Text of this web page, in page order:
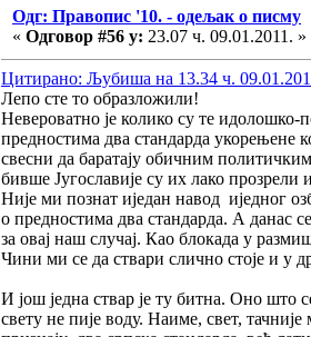
Одг: Правопис '10. - одељак о писму
« Одговор #56 у: 23.07 ч. 09.01.2011. »
Цитирано: Љубиша на 13.34 ч.
Лепо сте то образложили!
Невероватно је колико су те идолошко-
предностима два стандарда укорењене
свесни да баратају обичним
бивше Југославије су их лако
Није ми познат иједан навод иједног
о предностима два стандарда. А данас
за овај наш случај. Као блокада у
Чини ми се да ствари слично стоје и у
И још једна ствар је ту битна. Оно што
свету не пије воду. Наиме, свет,